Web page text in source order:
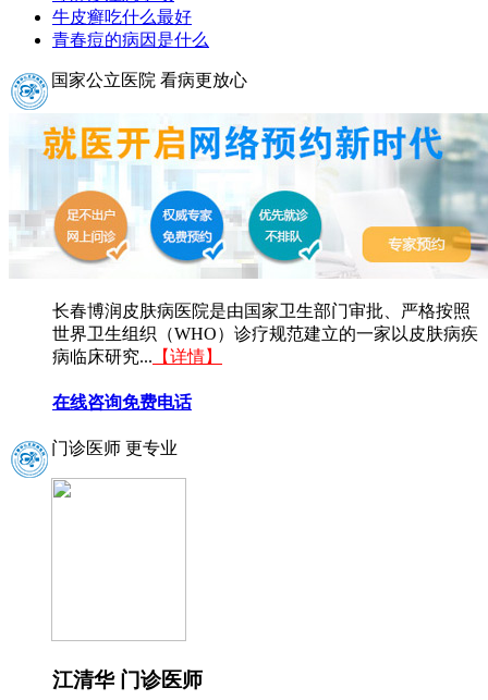
牛皮癣吃什么最好
青春痘的病因是什么
国家公立医院 看病更放心
长春博润皮肤病医院是由国家卫生部门审批、严格按照
世界卫生组织（WHO）诊疗规范建立的一家以皮肤病疾
病临床研究... 【详情】
在线咨询免费电话
门诊医师 更专业
江清华 门诊医师